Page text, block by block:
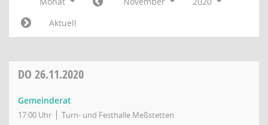
Aktuell
DO 26.11.2020
Gemeinderat
17:00 Uhr Turn- und Festhalle Meßstetten